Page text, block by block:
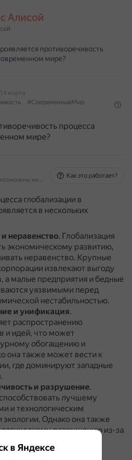
с Алисой
противоречивость
мире?
14 марта
#СовременныйМир
процесса
мире?
На основе источников, возможны неточности
Как это работает?
глобализации в
в нескольких
неравенство. Глобализация
экономическому развитию,
неравенство. Крупные
извлекают выгоду
а малые предприятия и бедные
уязвимыми перед
нестабильностью.
и унификация.
распространению
и идей, что может
обогащению и
она также может вести к
где доминируют западные
и разрушение.
лучшему
и технологическим
экологии. Однако она также
разрушению из-за
в ресурсах и
среды.
в Яндексе